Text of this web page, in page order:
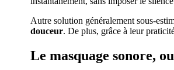
Autre solution généralement sous-
douceur. De plus, grâce à leur
Le masquage sonore,